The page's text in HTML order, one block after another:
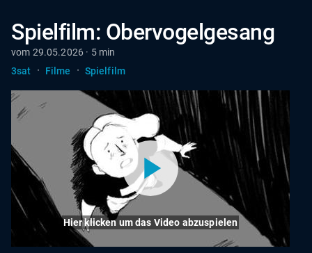
Spielfilm: Obervogelgesang
vom 29.05.2026 · 5 min
3sat
· Filme · Spielfilm
Hier klicken um das Video abzuspielen